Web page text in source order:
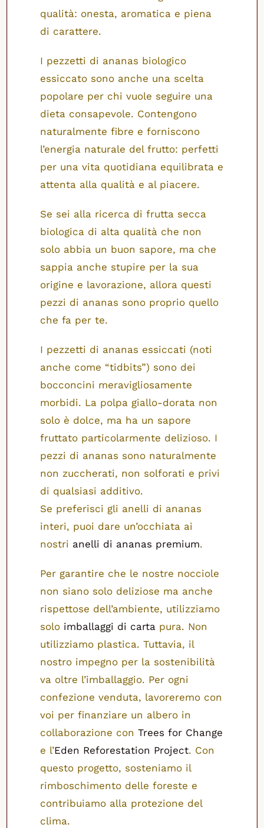
qualità: onesta, aromatica e piena
di carattere.
I pezzetti di ananas biologico
essiccato sono anche una scelta
popolare per chi vuole seguire una
dieta consapevole. Contengono
naturalmente fibre e forniscono
l’energia naturale del frutto: perfetti
per una vita quotidiana equilibrata e
attenta alla qualità e al piacere.
Se sei alla ricerca di frutta secca
biologica di alta qualità che non
solo abbia un buon sapore, ma che
sappia anche stupire per la sua
origine e lavorazione, allora questi
pezzi di ananas sono proprio quello
che fa per te.
I pezzetti di ananas essiccati (noti
anche come “tidbits”) sono dei
bocconcini meravigliosamente
morbidi. La polpa giallo-dorata non
solo è dolce, ma ha un sapore
fruttato particolarmente delizioso. I
pezzi di ananas sono naturalmente
non zuccherati, non solforati e privi
di qualsiasi additivo.
Se preferisci gli anelli di ananas
interi, puoi dare un’occhiata ai
nostri anelli di ananas premium.
Per garantire che le nostre nocciole
non siano solo deliziose ma anche
rispettose dell’ambiente, utilizziamo
solo imballaggi di carta pura. Non
utilizziamo plastica. Tuttavia, il
nostro impegno per la sostenibilità
va oltre l’imballaggio. Per ogni
confezione venduta, lavoreremo con
voi per finanziare un albero in
collaborazione conTrees for Change
e l’Eden Reforestation Project. Con
questo progetto, sosteniamo il
rimboschimento delle foreste e
contribuiamo alla protezione del
clima.